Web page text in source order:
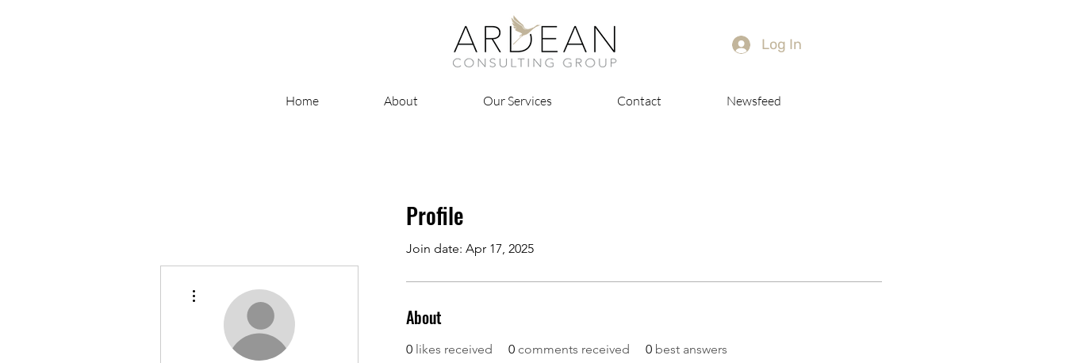
Log In
Home About Our Services Contact Newsfeed
Profile
Join date: Apr 17, 2025
About
0 likes received 0 comments received 0 best answers